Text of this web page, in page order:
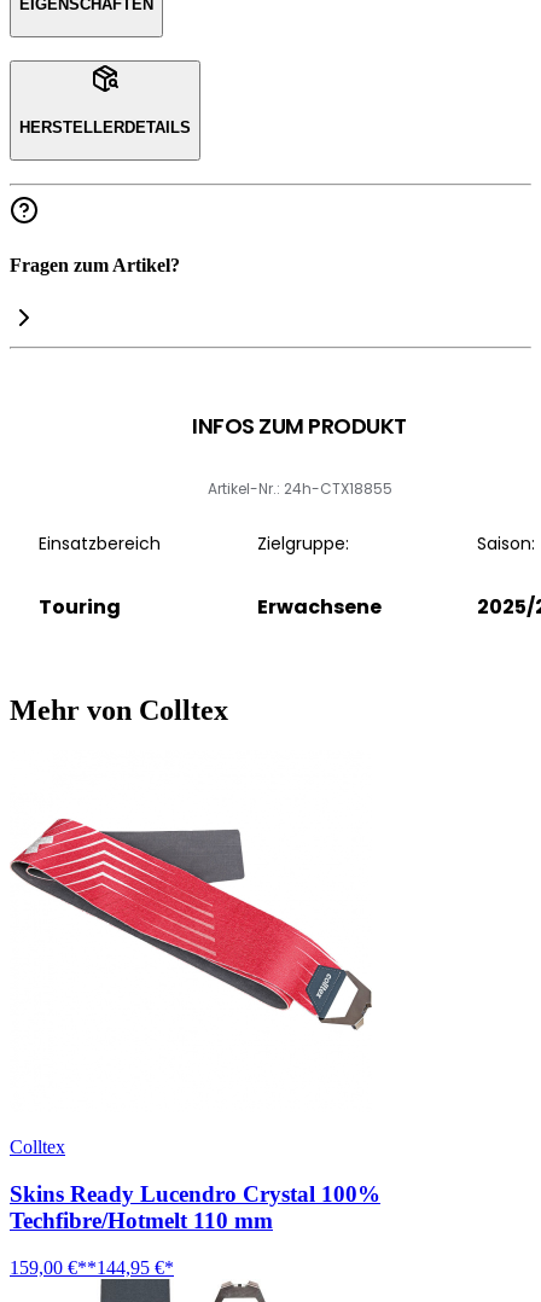
EIGENSCHAFTEN
HERSTELLERDETAILS
Fragen zum Artikel?
INFOS ZUM PRODUKT
Artikel-Nr.: 24h-CTX18855
Einsatzbereich
Touring
Zielgruppe:
Erwachsene
Saison:
2025/
Mehr von Colltex
Colltex
Skins Ready Lucendro Crystal 100%
Techfibre/Hotmelt 110 mm
159,00 €**144,95 €*